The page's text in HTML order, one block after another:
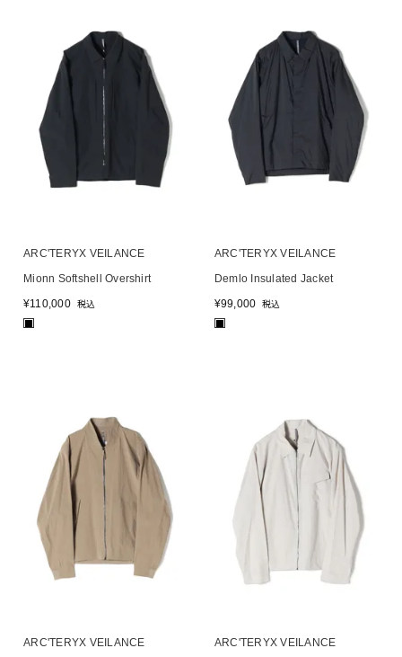
ARC'TERYX VEILANCE
Mionn Softshell Overshirt
¥110,000 税込
ARC'TERYX VEILANCE
Demlo Insulated Jacket
¥99,000 税込
ARC'TERYX VEILANCE
ARC'TERYX VEILANCE